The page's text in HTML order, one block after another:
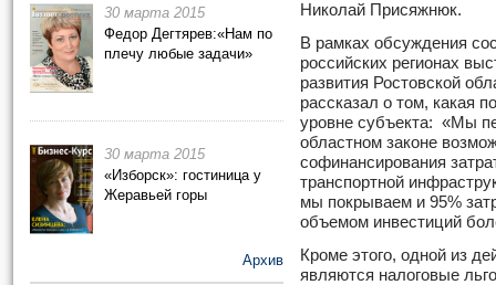
30 марта 2015
Федор Дегтярев:«Нам по
плечу любые задачи»
30 марта 2015
«Изборск»: гостиница у
Жеравьей горы
Архив
Николай Присяжнюк.
В рамках обсуждения
российских регионах
развития Ростовской
рассказал о том, какая
уровне субъекта: «Мы
областном законе
софинансирования
транспортной
мы покрываем и 95%
объемом инвестиций
Кроме этого, одной из
являются налоговые